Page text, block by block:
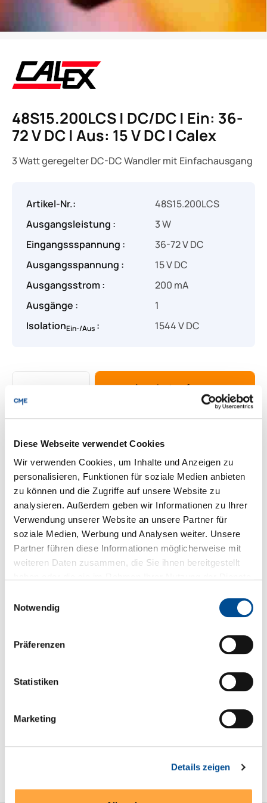
Diese Webseite verwendet Cookies
Wir verwenden Cookies, um Inhalte und Anzeigen zu
personalisieren, Funktionen für soziale Medien anbieten
zu können und die Zugriffe auf unsere Website zu
analysieren. Außerdem geben wir Informationen zu Ihrer
Verwendung unserer Website an unsere Partner für
soziale Medien, Werbung und Analysen weiter. Unsere
Partner führen diese Informationen möglicherweise mit
weiteren Daten zusammen, die Sie ihnen bereitgestellt
Notwendig
Präferenzen
Statistiken
Marketing
Details zeigen
48S15.200LCS | DC/DC | Ein: 36-
72 V DC | Aus: 15 V DC | Calex
3 Watt geregelter DC-DC Wandler mit Einfachausgang
Per E-mail versenden
Artikel-Nr.:
48S15.200LCS
Ausgangsleistung :
3 W
Eingangssspannung :
36-72 V DC
Ausgangsspannung :
15 V DC
Ausgangsstrom :
200 mA
Ausgänge :
1
IsolationEin-/Aus : 1544 V DC
Produkt Anzahl: Gib den gewünschten
Angebot anfragen
Downloads zum Produkt
Fragen zum Produkt
Technische Details
* 1544 VDC Ausgangsisolation* Wirkungsgrad bis 78%